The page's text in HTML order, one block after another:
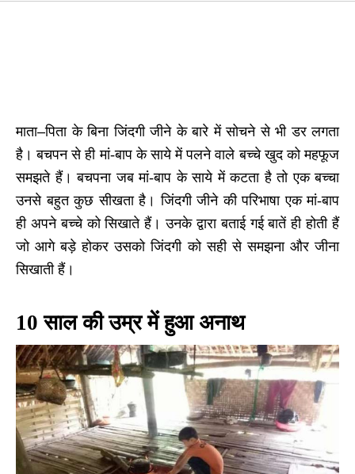
माता–पिता के बिना जिंदगी जीने के बारे में सोचने से भी डर लगता
है। बचपन से ही मां-बाप के साये में पलने वाले बच्चे खुद को महफूज
समझते हैं। बचपना जब मां-बाप के साये में कटता है तो एक बच्चा
उनसे बहुत कुछ सीखता है। जिंदगी जीने की परिभाषा एक मां-बाप
ही अपने बच्चे को सिखाते हैं। उनके द्वारा बताई गई बातें ही होती हैं
जो आगे बड़े होकर उसको जिंदगी को सही से समझना और जीना
सिखाती हैं।
10 साल की उम्र में हुआ अनाथ